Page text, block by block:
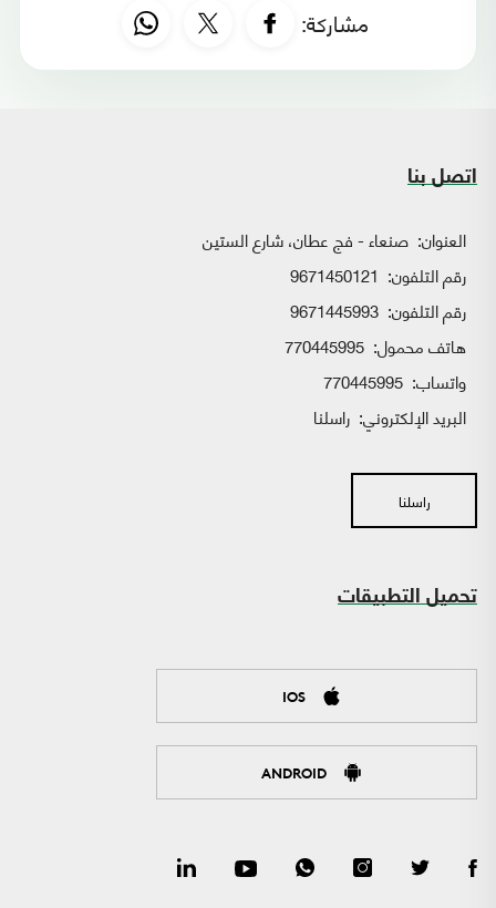
مشاركة:
اتصل بنا
العنوان: صنعاء - فج عطان، شارع الستين
رقم التلفون: 9671450121
رقم التلفون: 9671445993
هاتف محمول: 770445995
واتساب:
البريد الإلكتروني: راسلنا
راسلنا
تحميل التطبيقات
IOS
ANDROID